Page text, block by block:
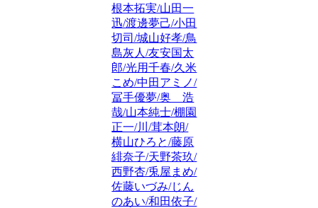
根本拓実/山田一
迅/渡邊夢己/小田
切司/城山好孝/鳥
島灰人/友安国太
郎/光用千春/久米
こめ/中田アミノ/
冨手優夢/奥 浩
哉/山本純士/棚園
正一/川/茸本朗/
横山ひろと/藤原
緋奈子/天野茶玖/
西野杏/兎屋まめ/
佐藤いづみ/じん
のあい/和田依子/